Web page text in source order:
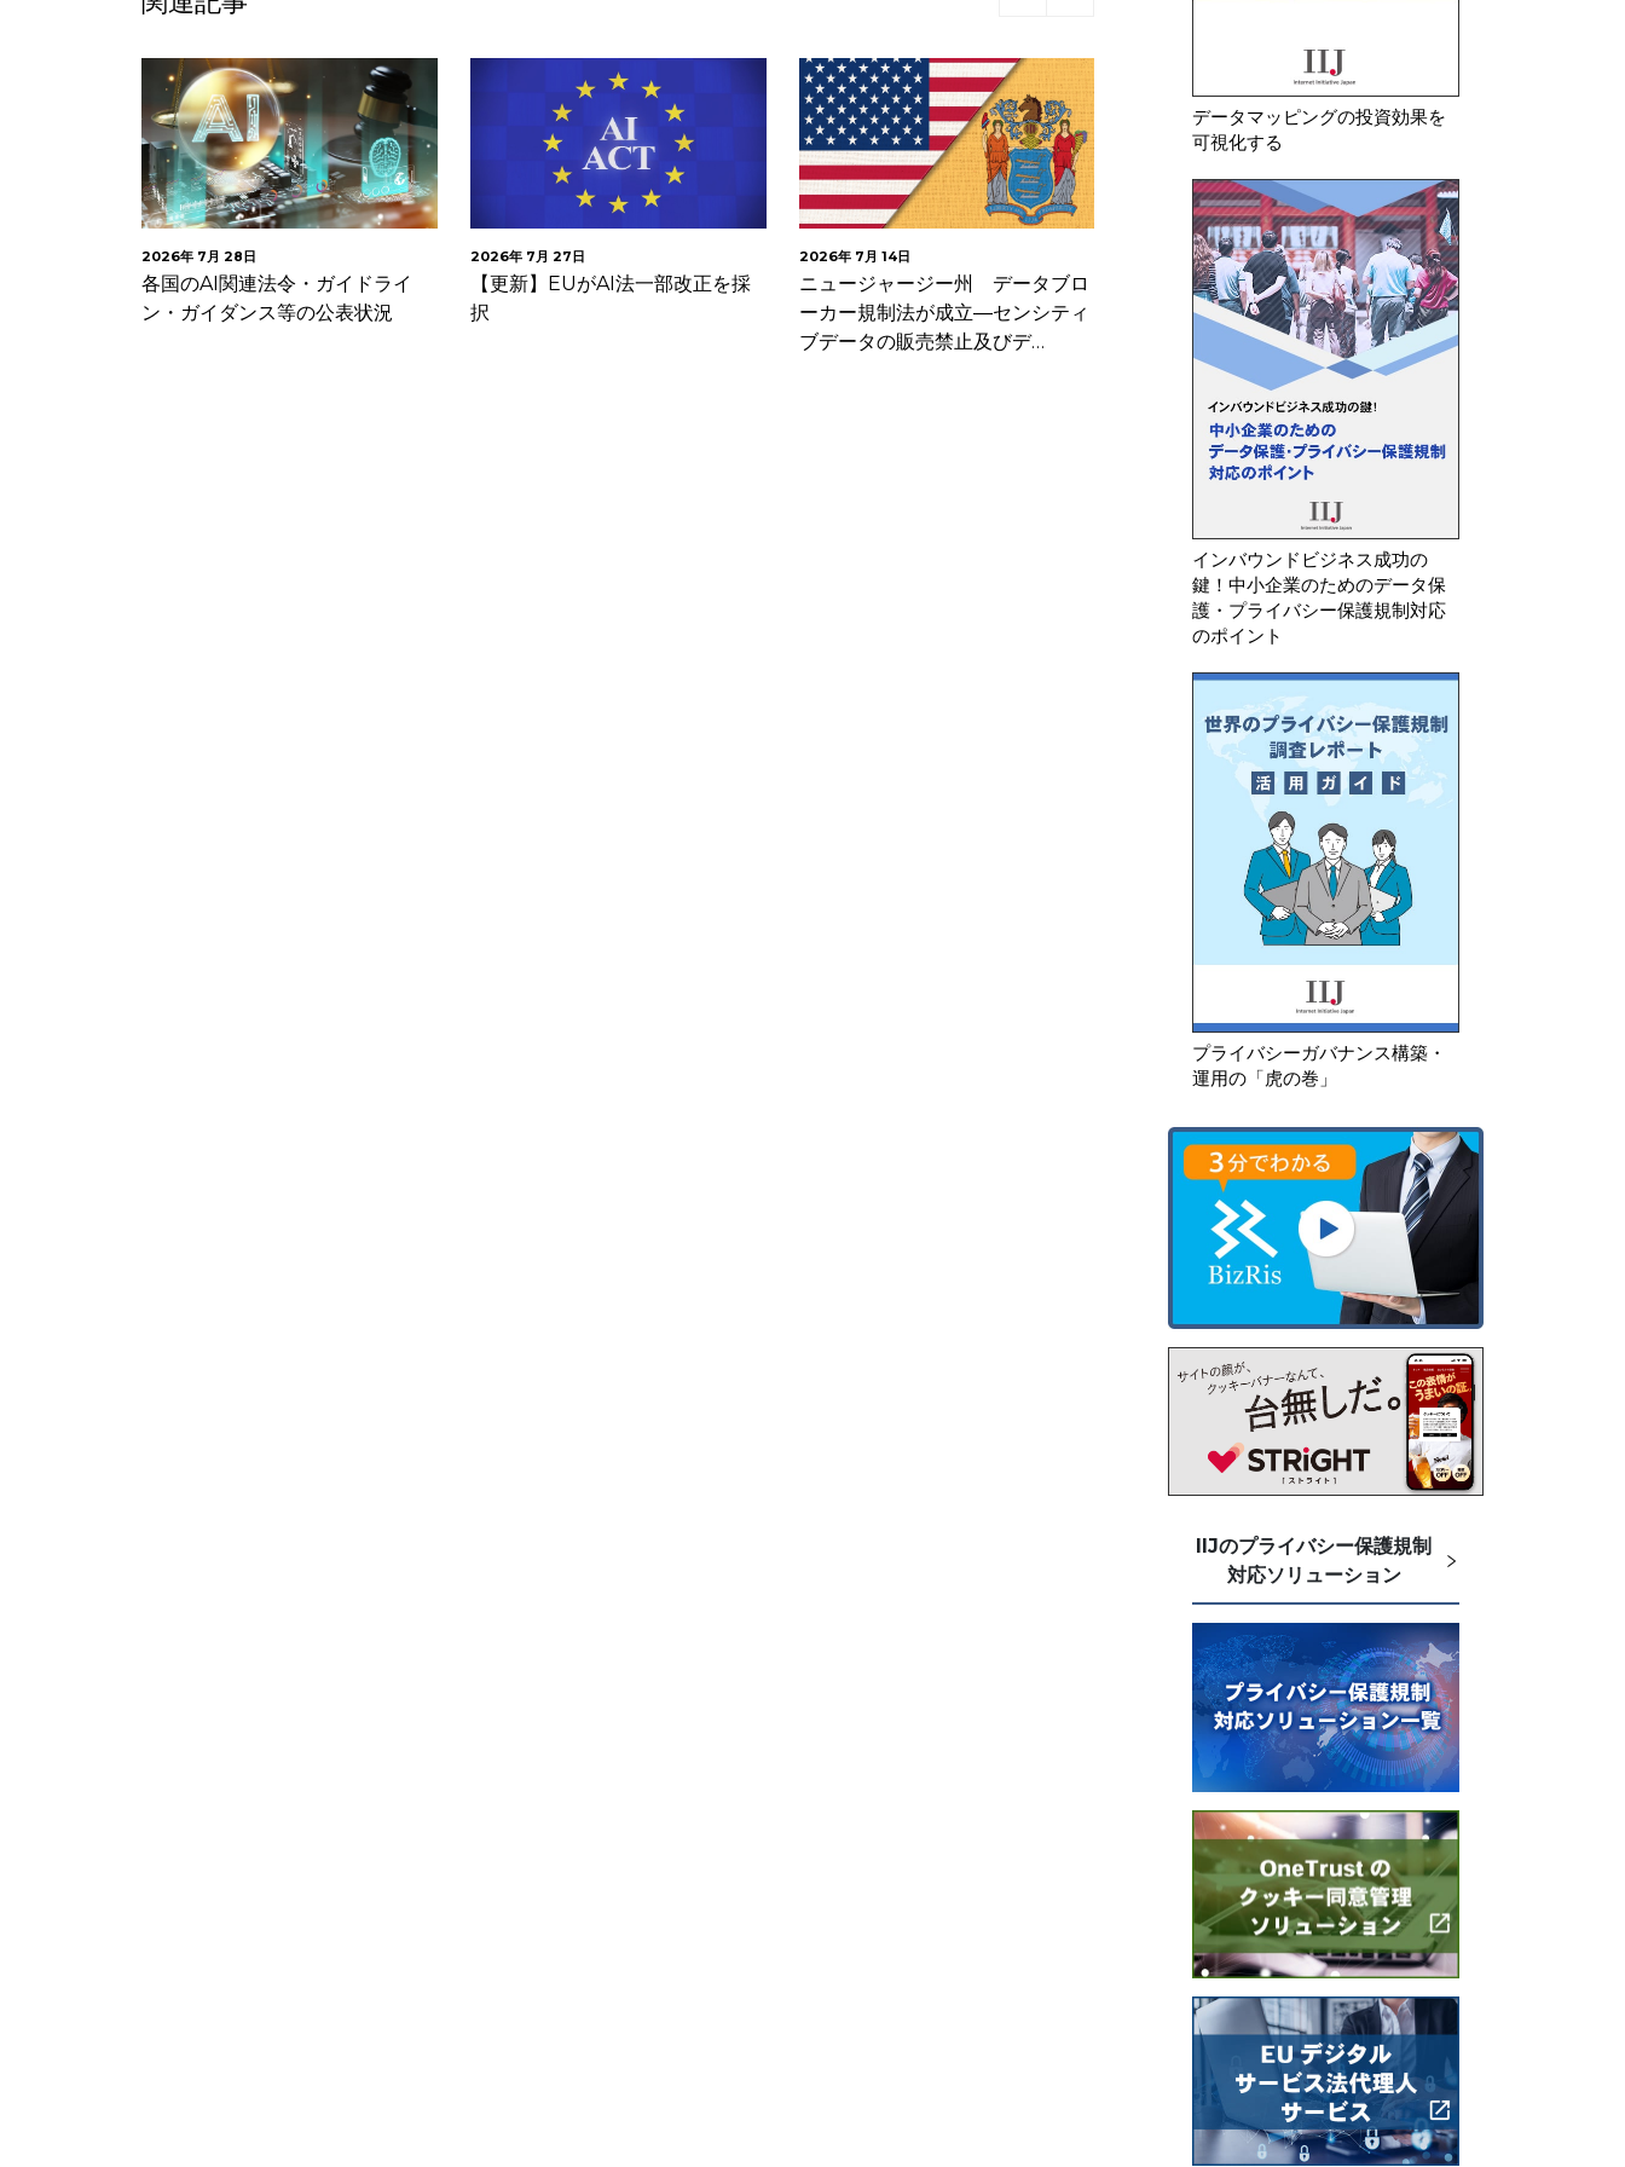
2026年 7月 27日
【更新】EUがAI法一部改正を採
択
2026年 7月 14日
ニュージャージー州 データブロ
ーカー規制法が成立―センシティ
2026年 7月 10日
改正個人情報保護法が成立
2026年 8月 6日
中国 「情報セキュリティ技術
個人情報セキュリティ規範（意見
募集案）」に関する意見募…
2026年 7月 28日
各国のAI関連法令
ン・ガイダンス等
データマッピングの投資効果を
可視化する
インバウンドビジネス成功の
鍵！中小企業のためのデータ保
護・プライバシー保護規制対応
のポイント
プライバシーガバナンス構築・
運用の「虎の巻」
IIJのプライバシー保護規制
対応ソリューション